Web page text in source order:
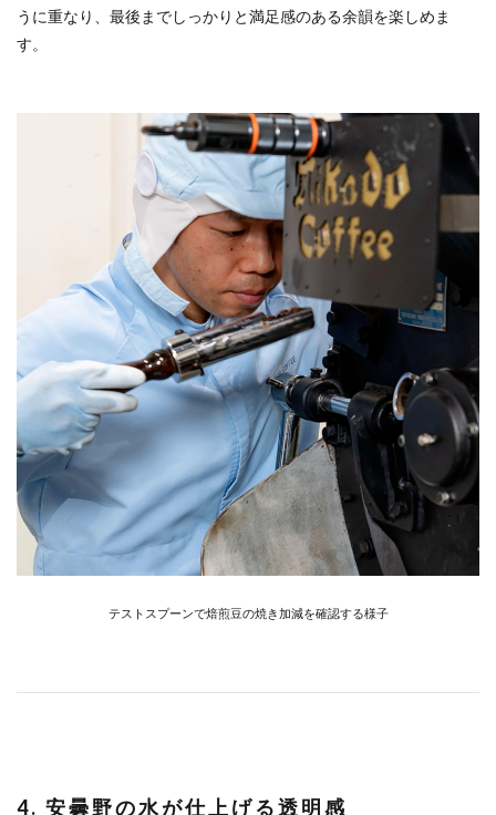
うに重なり、最後までしっかりと満足感のある余韻を楽しめま
す。
テストスプーンで焙煎豆の焼き加減を確認する様子
4. 安曇野の水が仕上げる透明感